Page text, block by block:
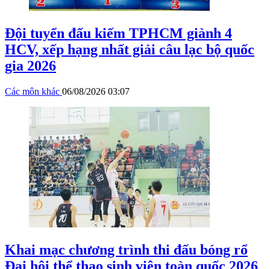
Đội tuyển đấu kiếm TPHCM giành 4
HCV, xếp hạng nhất giải câu lạc bộ quốc
gia 2026
Các môn khác 06/08/2026 03:07
Khai mạc chương trình thi đấu bóng rổ
Đại hội thể thao sinh viên toàn quốc 2026